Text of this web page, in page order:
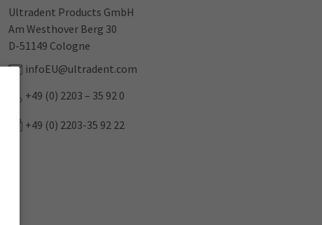
Ultradent Products GmbH
Am Westhover Berg 30
D-51149 Cologne
infoEU@ultradent.com
+49 (0) 2203 – 35 92 0
+49 (0) 2203-35 92 22